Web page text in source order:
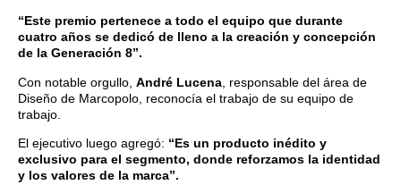
“Este premio pertenece a todo el equipo que durante
cuatro años se dedicó de lleno a la creación y concepción
de la Generación 8”.
Con notable orgullo, André Lucena , responsable del área de
Diseño de Marcopolo, reconocía el trabajo de su equipo de
trabajo.
El ejecutivo luego agregó: “Es un producto inédito y
exclusivo para el segmento, donde reforzamos la identidad
y los valores de la marca”.